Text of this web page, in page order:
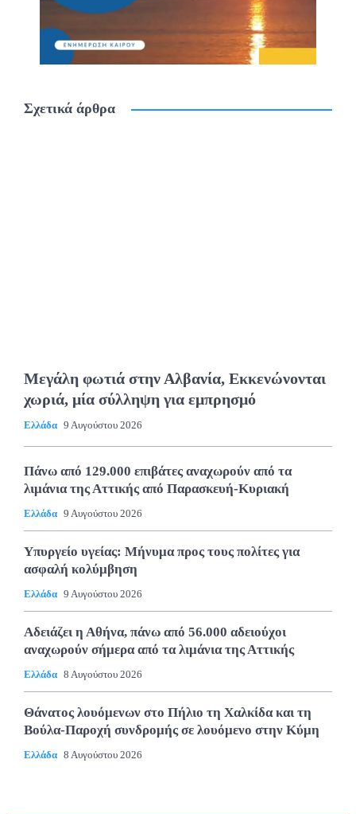
Σχετικά άρθρα
Μεγάλη φωτιά στην Αλβανία, Εκκενώνονται
χωριά, μία σύλληψη για εμπρησμό
Ελλάδα 9 Αυγούστου 2026
Πάνω από 129.000 επιβάτες αναχωρούν από τα
λιμάνια της Αττικής από Παρασκευή-Κυριακή
Ελλάδα 9 Αυγούστου 2026
Υπυργείο υγείας: Μήνυμα προς τους πολίτες για
ασφαλή κολύμβηση
Ελλάδα 9 Αυγούστου 2026
Αδειάζει η Αθήνα, πάνω από 56.000 αδειούχοι
αναχωρούν σήμερα από τα λιμάνια της Αττικής
Ελλάδα 8 Αυγούστου 2026
Θάνατος λουόμενων στο Πήλιο τη Χαλκίδα και τη
Βούλα-Παροχή συνδρομής σε λουόμενο στην Κύμη
Ελλάδα 8 Αυγούστου 2026